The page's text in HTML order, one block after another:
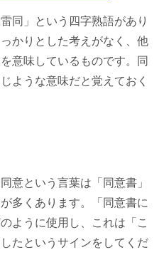
同」という四字熟語があり
かりとした考えがなく、他
意味しているものです。同
ような意味だと覚えておく
意という言葉は「同意書」
多くあります。「同意書に
ように使用し、これは「こ
たというサインをしてくだ